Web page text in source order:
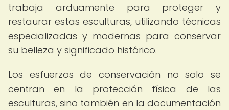
trabaja arduamente para proteger y
restaurar estas esculturas, utilizando técnicas
especializadas y modernas para conservar
su belleza y significado histórico.
Los esfuerzos de conservación no solo se
centran en la protección física de las
esculturas, sino también en la documentación